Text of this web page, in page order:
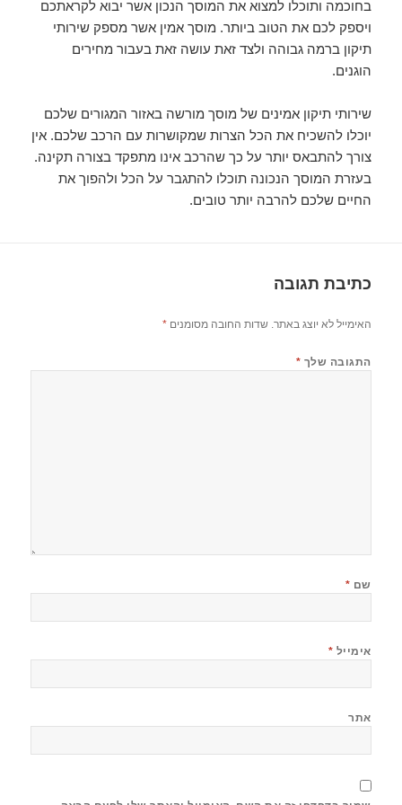
בחוכמה ותוכלו למצוא את המוסך הנכון אשר יבוא לקראתכם
ויספק לכם את הטוב ביותר. מוסך אמין אשר מספק שירותי
תיקון ברמה גבוהה ולצד זאת עושה זאת בעבור מחירים
הוגנים.
שירותי תיקון אמינים של מוסך מורשה באזור המגורים שלכם
יוכלו להשכיח את הכל הצרות שמקושרות עם הרכב שלכם. אין
צורך להתבאס יותר על כך שהרכב אינו מתפקד בצורה תקינה.
בעזרת המוסך הנכונה תוכלו להתגבר על הכל ולהפוך את
החיים שלכם להרבה יותר טובים.
כתיבת תגובה
האימייל לא יוצג באתר. שדות החובה מסומנים*
התגובה שלך *
שם *
אימייל *
אתר